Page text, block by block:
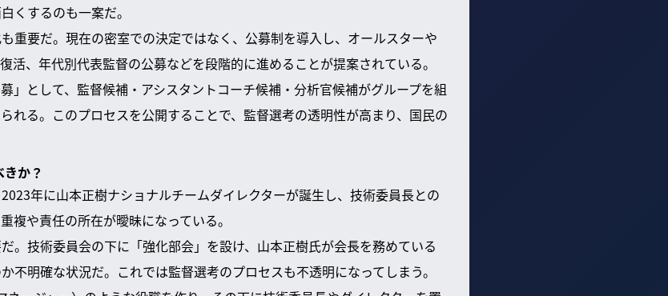
くするのも一案だ。
重要だ。現在の密室での決定ではなく、公募制を導入し、オールスターや
活、年代別代表監督の公募などを段階的に進めることが提案されている。
」として、監督候補・アシスタントコーチ候補・分析官候補がグループを組
れる。このプロセスを公開することで、監督選考の透明性が高まり、国民の
か？
年に山本正樹ナショナルチームダイレクターが誕生し、技術委員長との
複や責任の所在が曖昧になっている。
。技術委員会の下に「強化部会」を設け、山本正樹氏が会長を務めている
不明確な状況だ。これでは監督選考のプロセスも不透明になってしまう。